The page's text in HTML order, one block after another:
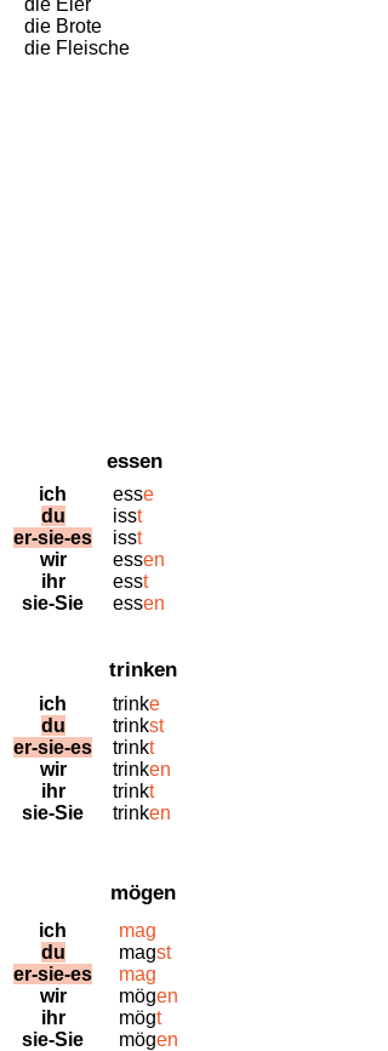
die Eier
die Brote
die Fleische
essen
ich
du
er-sie-es
wir
ihr
sie-Sie
esse
isst
isst
essen
esst
essen
trinken
trinke
trinkst
trinkt
trinken
trinkt
trinken
ich
du
er-sie-es
wir
ihr
sie-Sie
mögen
ich
du
er-sie-es
wir
ihr
sie-Sie
mag
magst
mag
mögen
mögt
mögen